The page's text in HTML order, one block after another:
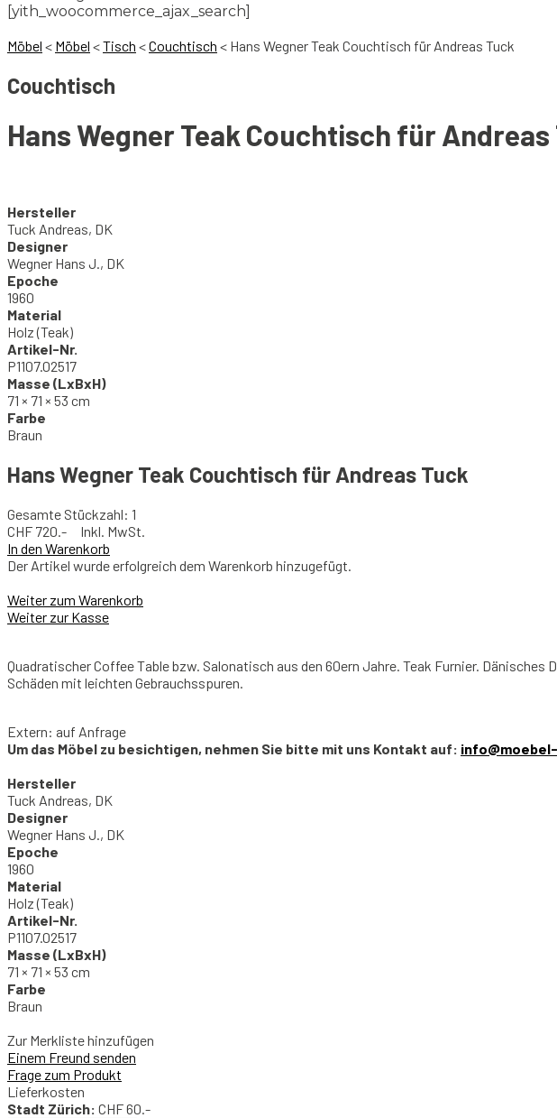
[yith_woocommerce_ajax_search]
Möbel < Möbel <Tisch <Couchtisch < Hans Wegner Teak Couchtisch für Andreas Tuck
Couchtisch
Hans Wegner Teak Couchtisch für Andreas
Hersteller
Tuck Andreas, DK
Designer
Wegner Hans J., DK
Epoche
1960
Material
Holz (Teak)
Artikel-Nr.
P1107.02517
Masse (LxBxH)
71 × 71 × 53 cm
Farbe
Braun
Hans Wegner Teak Couchtisch für Andreas Tuck
Gesamte Stückzahl: 1
CHF 720.- Inkl. MwSt.
In den Warenkorb
Der Artikel wurde erfolgreich dem Warenkorb hinzugefügt.
Weiter zum Warenkorb
Weiter zur Kasse
Quadratischer Coffee Table bzw. Salonatisch aus den 60ern Jahre. Teak Furnier.
Schäden mit leichten Gebrauchsspuren.
Extern: auf Anfrage
Um das Möbel zu besichtigen, nehmen Sie bitte mit uns Kontakt auf:
Hersteller
Tuck Andreas, DK
Designer
Wegner Hans J., DK
Epoche
1960
Material
Holz (Teak)
Artikel-Nr.
P1107.02517
Masse (LxBxH)
71 × 71 × 53 cm
Farbe
Braun
Zur Merkliste hinzufügen
Einem Freund senden
Frage zum Produkt
Lieferkosten
Stadt Zürich: CHF 60.-